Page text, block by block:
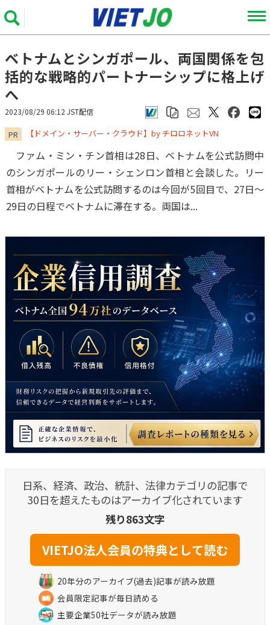
ベトナムとシンガポール、両国関係を包
括的な戦略的パートナーシップに格上げ
へ
2023/08/29 06:12 JST配信
PR ​​​​​​​【ドメイン・サーバー・クラウド】by チロロネットVN
ファム・ミン・チン首相は28日、ベトナムを公式訪問中
のシンガポールのリー・シェンロン首相と会談した。リー
首相がベトナムを公式訪問するのは今回が5回目で、27日～
29日の日程でベトナムに滞在する。両国は...
日系、経済、政治、統計、法律カテゴリの記事で
30日を超えたものはアーカイブ化されています
残り863文字
20年分のアーカイブ(過去)記事が読み放題
会員限定記事が毎日読める
主要企業50社データが読み放題